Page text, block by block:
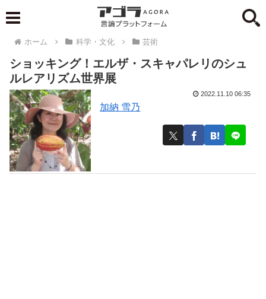
ホーム 科学・文化 芸術
ショッキング！エルザ・スキャパレリのシュ
ルレアリズム世界展
加納 雪乃
2022.11.10 06:35